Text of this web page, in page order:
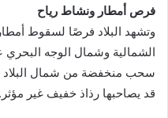
فرص أمطار ونشاط رياح
وتشهد البلاد فرصًا لسقوط
الشمالية وشمال الوجه
سحب منخفضة من شمال البلاد
قد يصاحبها رذاذ خفيف غير مؤثر.